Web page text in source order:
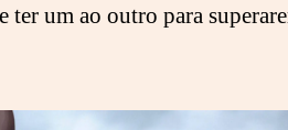
ter um ao outro para